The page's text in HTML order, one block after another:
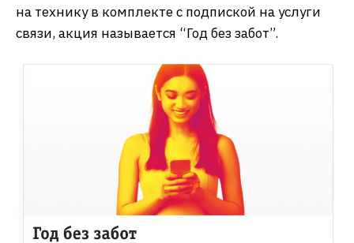
на технику в комплекте с подпиской на услуги
связи, акция называется “Год без забот”.